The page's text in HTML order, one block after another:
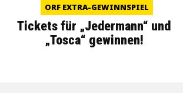
ORF EXTRA-GEWINNSPIEL
Tickets für „Jedermann“ und
„Tosca“ gewinnen!